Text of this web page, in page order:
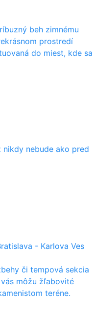
beh zimnému
prostredí
do miest, kde sa
nebude ako pred
- Karlova Ves
či tempová sekcia
môžu žľabovité
teréne.